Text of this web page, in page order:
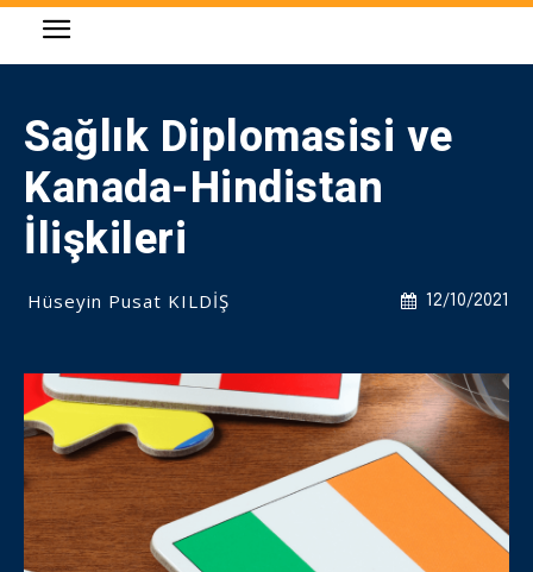
Sağlık Diplomasisi ve
Kanada-Hindistan
İlişkileri
12/10/2021
Hüseyin Pusat KILDİŞ